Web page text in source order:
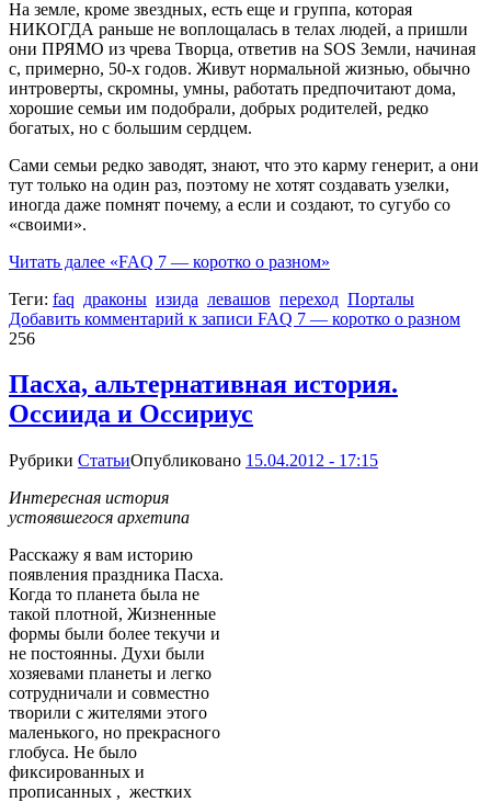
На земле, кроме звездных, есть еще и группа, которая
НИКОГДА раньше не воплощалась в телах людей, а пришли
они ПРЯМО из чрева Творца, ответив на SOS Земли, начиная
с, примерно, 50-х годов. Живут нормальной жизнью, обычно
интроверты, скромны, умны, работать предпочитают дома,
хорошие семьи им подобрали, добрых родителей, редко
богатых, но с большим сердцем.
Сами семьи редко заводят, знают, что это карму генерит, а они
тут только на один раз, поэтому не хотят создавать узелки,
иногда даже помнят почему, а если и создают, то сугубо со
«своими».
Читать далее «FAQ 7 — коротко о разном»
Теги: faq драконы изида левашов переход Порталы
Добавить комментарий к записи FAQ 7 — коротко о разном
256
Пасха, альтернативная история.
Оссиида и Оссириус
Рубрики СтатьиОпубликовано 15.04.2012 - 17:15
Интересная история
устоявшегося архетипа
Расскажу я вам историю
появления праздника Пасха.
Когда то планета была не
такой плотной, Жизненные
формы были более текучи и
не постоянны. Духи были
хозяевами планеты и легко
сотрудничали и совместно
творили с жителями этого
маленького, но прекрасного
глобуса. Не было
фиксированных и
прописанных , жестких